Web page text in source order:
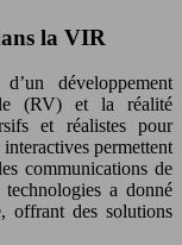
la VIR
développement
(RV) et la réalité
et réalistes pour
permettent
communications de
a donné
offrant des solutions